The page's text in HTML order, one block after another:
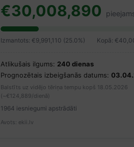
€30,008,890
Izmantots: €9,991,110 (25.0%) Kopā:
Atlikušais ilgums: 240 dienas
Prognozētais izbeigšanās datums:
Balstīts uz vidējo tēriņa tempu kopš 18.05.2026
(~€124,889/dienā)
1964 iesniegumi apstrādāti
Avots: ekii.lv